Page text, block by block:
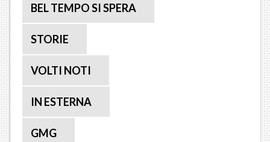
BEL TEMPO SI SPERA
STORIE
VOLTI NOTI
IN ESTERNA
GMG